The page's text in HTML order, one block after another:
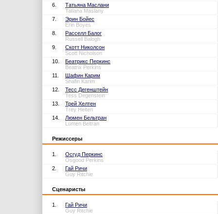
6.
Татьяна Маслани
Tatiana Maslany
7.
Эрин Бойес
Erin Boyes
8.
Расселл Балог
Russell Balogh
9.
Скотт Николсон
Scott Nicholson
10.
Беатрикс Перкинс
Beatrix Perkins
11.
Шафин Карим
Shafin Karim
12.
Тесс Дегенштейн
Tess Degenstein
13.
Трей Хелтен
Trey Helten
14.
Люмен Бельтран
Lumen Beltran
Режиссеры
1.
Осгуд Перкинс
Osgood Perkins
2.
Гай Ричи
Guy Ritchie
Сценаристы
1.
Гай Ричи
Guy Ritchie